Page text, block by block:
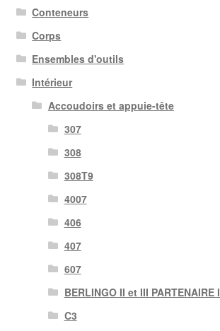
Conteneurs
Corps
Ensembles d'outils
Intérieur
Accoudoirs et appuie-tête
307
308
308T9
4007
406
407
607
BERLINGO II et III PARTENAIRE
C3